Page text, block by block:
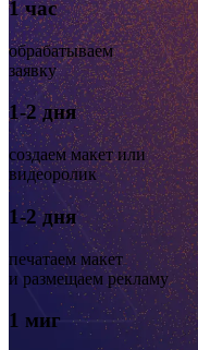
1 час
обрабатываем
заявку
1-2 дня
создаем макет или
видеоролик
1-2 дня
печатаем макет
и размещаем рекламу
1 миг